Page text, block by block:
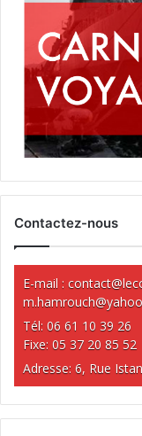
Contactez-nous
E-mail :
Tél: 06 61 10 39 26
Fixe: 05 37 20 85 52
Adresse: 6, Rue